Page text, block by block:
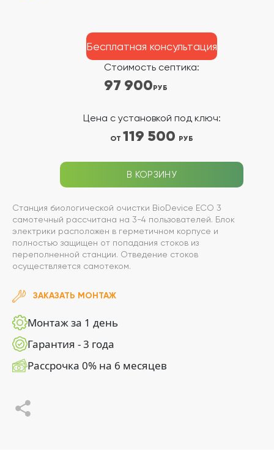
Стоимость септика:
97 900РУБ
Цена с установкой под ключ:
ОТ 119 500 РУБ
В КОРЗИНУ
Бесплатная консультация
Станция биологической очистки BioDevice ECO 3
самотечный рассчитана на 3-4 пользователей. Блок
электрики расположен в герметичном корпусе и
полностью защищен от попадания стоков из
переполненной станции. Отведение стоков
осуществляется самотеком.
ЗАКАЗАТЬ МОНТАЖ
Монтаж за 1 день
Гарантия - 3 года
Рассрочка 0% на 6 месяцев